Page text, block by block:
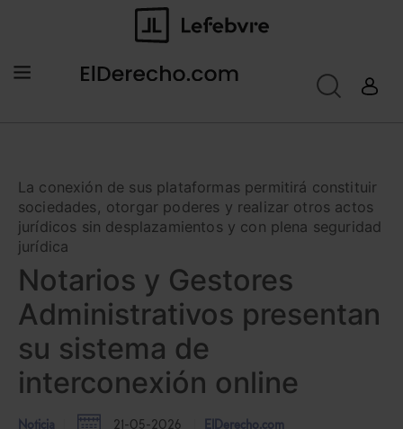
La conexión de sus plataformas permitirá constituir
sociedades, otorgar poderes y realizar otros actos
jurídicos sin desplazamientos y con plena seguridad
jurídica
Notarios y Gestores
Administrativos presentan
su sistema de
interconexión online
Noticia 21-05-2026 ElDerecho.com